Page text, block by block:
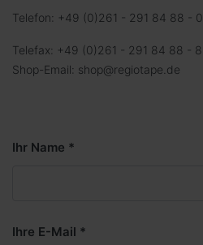
Telefon: +49 (0)261 - 291 84 88 - 0
Telefax: +49 (0)261 - 291 84 88 - 8
Shop-Email: shop@regiotape.de
Ihr Name
Ihre E-Mail